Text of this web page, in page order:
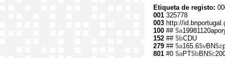
Etiqueta de registo:
001 325778
003 http://
100 ## $a
152 ## $bCDU
279 ## $a165.6$vBN$z
801 #0 $aPT$bBN$c